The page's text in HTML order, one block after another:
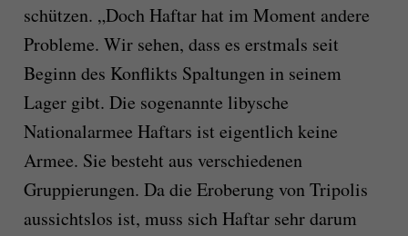
schützen. „Doch Haftar hat im Moment andere
Probleme. Wir sehen, dass es erstmals seit
Beginn des Konflikts Spaltungen in seinem
Lager gibt. Die sogenannte libysche
Nationalarmee Haftars ist eigentlich keine
Armee. Sie besteht aus verschiedenen
Gruppierungen. Da die Eroberung von Tripolis
aussichtslos ist, muss sich Haftar sehr darum